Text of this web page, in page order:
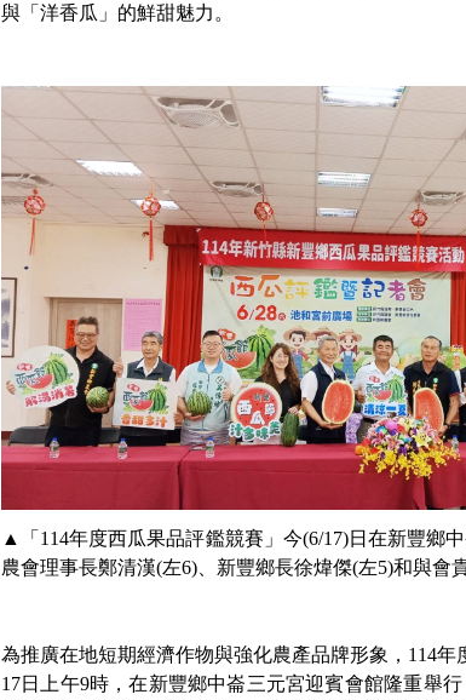
與「洋香瓜」的鮮甜魅力。
▲「114年度西瓜果品評鑑競賽」今(6/17)日在新豐鄉
農會理事長鄭清漢(左6)、新豐鄉長徐煒傑(左5)和與會
為推廣在地短期經濟作物與強化農產品牌形象，114年
17日上午9時，在新豐鄉中崙三元宮迎賓會館隆重舉